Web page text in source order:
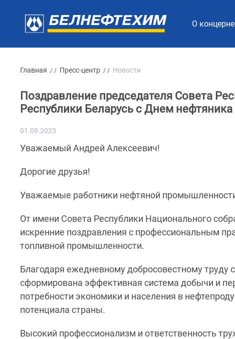
О концерне
Главная / / Пресс-центр / / Новости
Поздравление председателя Совета
Республики Беларусь с Днем нефтяника
01.09.2023
Уважаемый Андрей Алексеевич!
Дорогие друзья!
Уважаемые работники нефтяной
От имени Совета Республики Национального
искренние поздравления с профессиональным
топливной промышленности.
Благодаря ежедневному добросовестному труду
сформирована эффективная система добычи и
потребности экономики и населения в
потенциала страны.
Высокий профессионализм и ответственность